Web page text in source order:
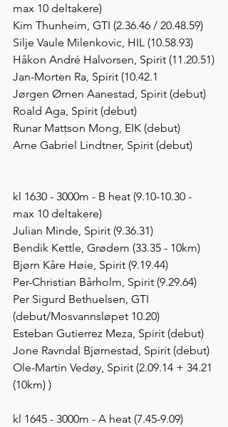
max 10 deltakere)
Kim Thunheim, GTI (2.36.46 / 20.48.59)
Silje Vaule Milenkovic, HIL (10.58.93)
Håkon André Halvorsen, Spirit (11.20.51)
Jan-Morten Ra, Spirit (10.42.1
Jørgen Ørnen Aanestad, Spirit (debut)
Roald Aga, Spirit (debut)
Runar Mattson Mong, EIK (debut)
Arne Gabriel Lindtner, Spirit (debut)
kl 1630 - 3000m - B heat (9.10-10.30 -
max 10 deltakere)
Julian Minde, Spirit (9.36.31)
Bendik Kettle, Grødem (33.35 - 10km)
Bjørn Kåre Høie, Spirit (9.19.44)
Per-Christian Bårholm, Spirit (9.29.64)
Per Sigurd Bethuelsen, GTI
(debut/Mosvannsløpet 10.20)
Esteban Gutierrez Meza, Spirit (debut)
Jone Ravndal Bjørnestad, Spirit (debut)
Ole-Martin Vedøy, Spirit (2.09.14 + 34.21
(10km) )
kl 1645 - 3000m - A heat (7.45-9.09)